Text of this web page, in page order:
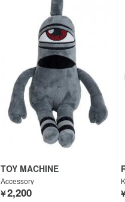
TOY MACHINE
Accessory
￥2,200